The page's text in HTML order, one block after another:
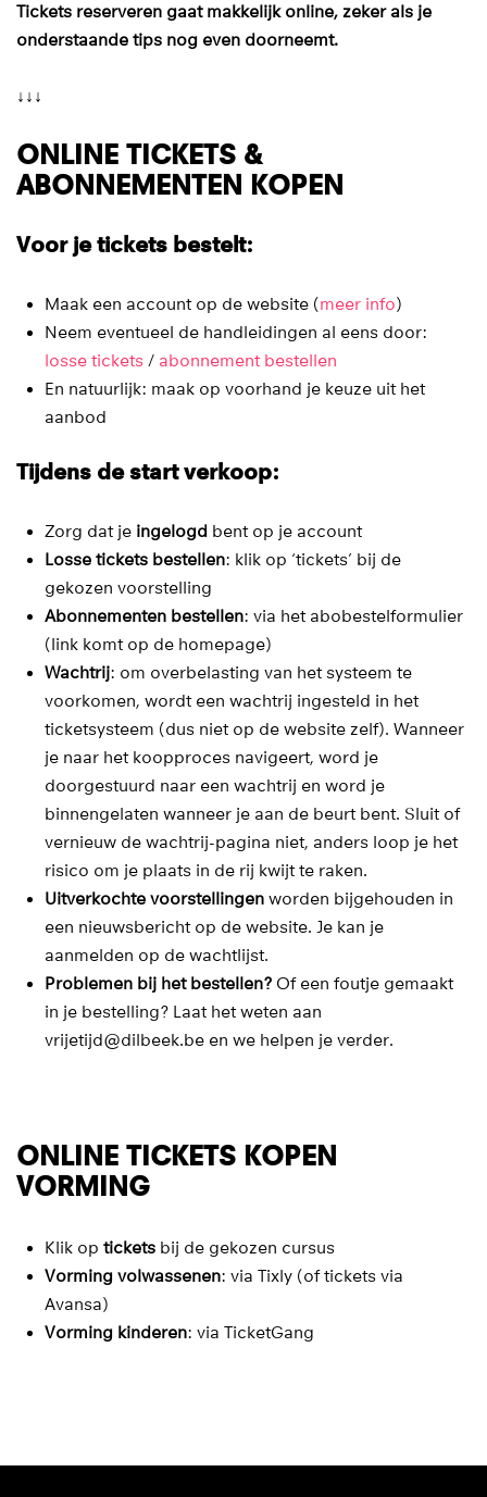
Tickets reserveren gaat makkelijk online, zeker als je
onderstaande tips nog even doorneemt.
↓↓↓
ONLINE TICKETS &
ABONNEMENTEN KOPEN
Voor je tickets bestelt:
Maak een account op de website (meer info)
Neem eventueel de handleidingen al eens door:
losse tickets / abonnement bestellen
En natuurlijk: maak op voorhand je keuze uit het
aanbod
Tijdens de start verkoop:
Zorg dat je ingelogd bent op je account
Losse tickets bestellen: klik op ‘tickets’ bij de
gekozen voorstelling
Abonnementen bestellen: via het abobestelformulier
(link komt op de homepage)
Wachtrij: om overbelasting van het systeem te
voorkomen, wordt een wachtrij ingesteld in het
ticketsysteem (dus niet op de website zelf). Wanneer
je naar het koopproces navigeert, word je
doorgestuurd naar een wachtrij en word je
binnengelaten wanneer je aan de beurt bent. Sluit of
vernieuw de wachtrij-pagina niet, anders loop je het
risico om je plaats in de rij kwijt te raken.
Uitverkochte voorstellingen worden bijgehouden in
een nieuwsbericht op de website. Je kan je
aanmelden op de wachtlijst.
Problemen bij het bestellen? Of een foutje gemaakt
in je bestelling? Laat het weten aan
vrijetijd@dilbeek.be en we helpen je verder.
ONLINE TICKETS KOPEN
VORMING
Klik optickets bij de gekozen cursus
Vorming volwassenen: via Tixly (of tickets via
Avansa)
Vorming kinderen: via TicketGang